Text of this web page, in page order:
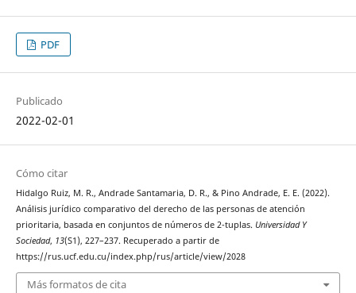
PDF
Publicado
2022-02-01
Cómo citar
Hidalgo Ruiz, M. R., Andrade Santamaria, D. R., & Pino Andrade, E. E. (2022).
Análisis jurídico comparativo del derecho de las personas de atención
prioritaria, basada en conjuntos de números de 2-tuplas. Universidad Y
Sociedad, 13(S1), 227–237. Recuperado a partir de
https://rus.ucf.edu.cu/index.php/rus/article/view/2028
Más formatos de cita